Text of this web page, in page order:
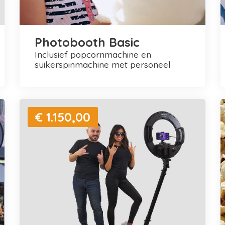
Photobooth Basic
inclusief popcornmachine en
suikerspinmachine met personeel
€ 1.150,00